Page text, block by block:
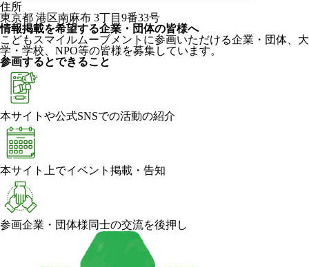
住所
東京都 港区南麻布 3丁目9番33号
情報掲載を希望する企業・団体の皆様へ
こどもスマイルムーブメントに参画いただける企業・団体、大
学・学校、NPO等の皆様を募集しています。
参画するとできること
本サイトや公式SNSでの活動の紹介
本サイト上でイベント掲載・告知
参画企業・団体様同士の交流を後押し